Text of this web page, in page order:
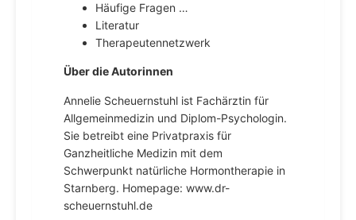
Häufige Fragen …
Literatur
Therapeutennetzwerk
Über die Autorinnen
Annelie Scheuernstuhl ist Fachärztin für
Allgemeinmedizin und Diplom-Psychologin.
Sie betreibt eine Privatpraxis für
Ganzheitliche Medizin mit dem
Schwerpunkt natürliche Hormontherapie in
Starnberg. Homepage: www.dr-
scheuernstuhl.de